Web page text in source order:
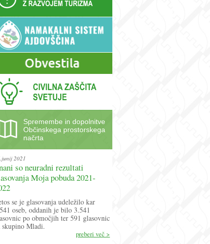
Spremembe in dopolnitve
Občinskega prostorskega
načrta
2021
so neuradni rezultati
Moja pobuda 2021-
se je glasovanja udeležilo kar
oseb, oddanih je bilo 3.541
po območjih ter 591 glasovnic
skupino Mladi.
preberi več >